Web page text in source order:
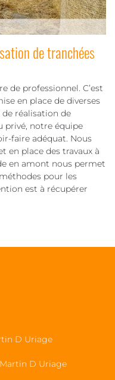
de tranchées
de professionnel. C’est
en place de diverses
réalisation de
privé, notre équipe
faire adéquat. Nous
en place des travaux à
en amont nous permet
pour les
est à récupérer
D Uriage
D Uriage